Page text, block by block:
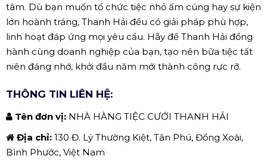
tâm. Dù bạn muốn tổ chức tiệc nhỏ ấm cúng hay sự kiện
lớn hoành tráng, Thanh Hải đều có giải pháp phù hợp,
linh hoạt đáp ứng mọi yêu cầu. Hãy để Thanh Hải đồng
hành cùng doanh nghiệp của bạn, tạo nên bữa tiệc tất
niên đáng nhớ, khởi đầu năm mới thành công rực rỡ.
THÔNG TIN LIÊN HỆ:
Tên đơn vị: NHÀ HÀNG TIỆC CƯỚI THANH HẢI
Địa chỉ: 130 Đ. Lý Thường Kiệt, Tân Phú, Đồng Xoài,
Bình Phước, Việt Nam